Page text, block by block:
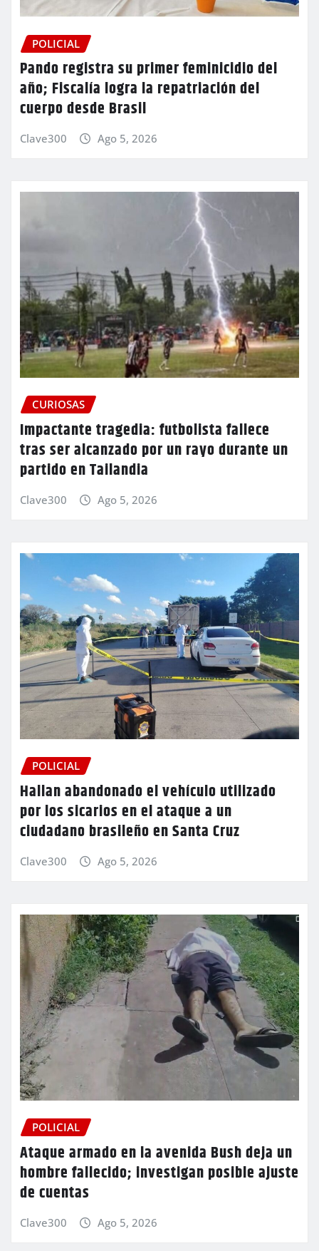
POLICIAL
Pando registra su primer feminicidio del
año; Fiscalía logra la repatriación del
cuerpo desde Brasil
Clave300 Ago 5, 2026
CURIOSAS
Impactante tragedia: futbolista fallece
tras ser alcanzado por un rayo durante un
partido en Tailandia
Clave300 Ago 5, 2026
POLICIAL
Hallan abandonado el vehículo utilizado
por los sicarios en el ataque a un
ciudadano brasileño en Santa Cruz
Clave300 Ago 5, 2026
POLICIAL
Ataque armado en la avenida Bush deja un
hombre fallecido; investigan posible ajuste
de cuentas
Clave300 Ago 5, 2026